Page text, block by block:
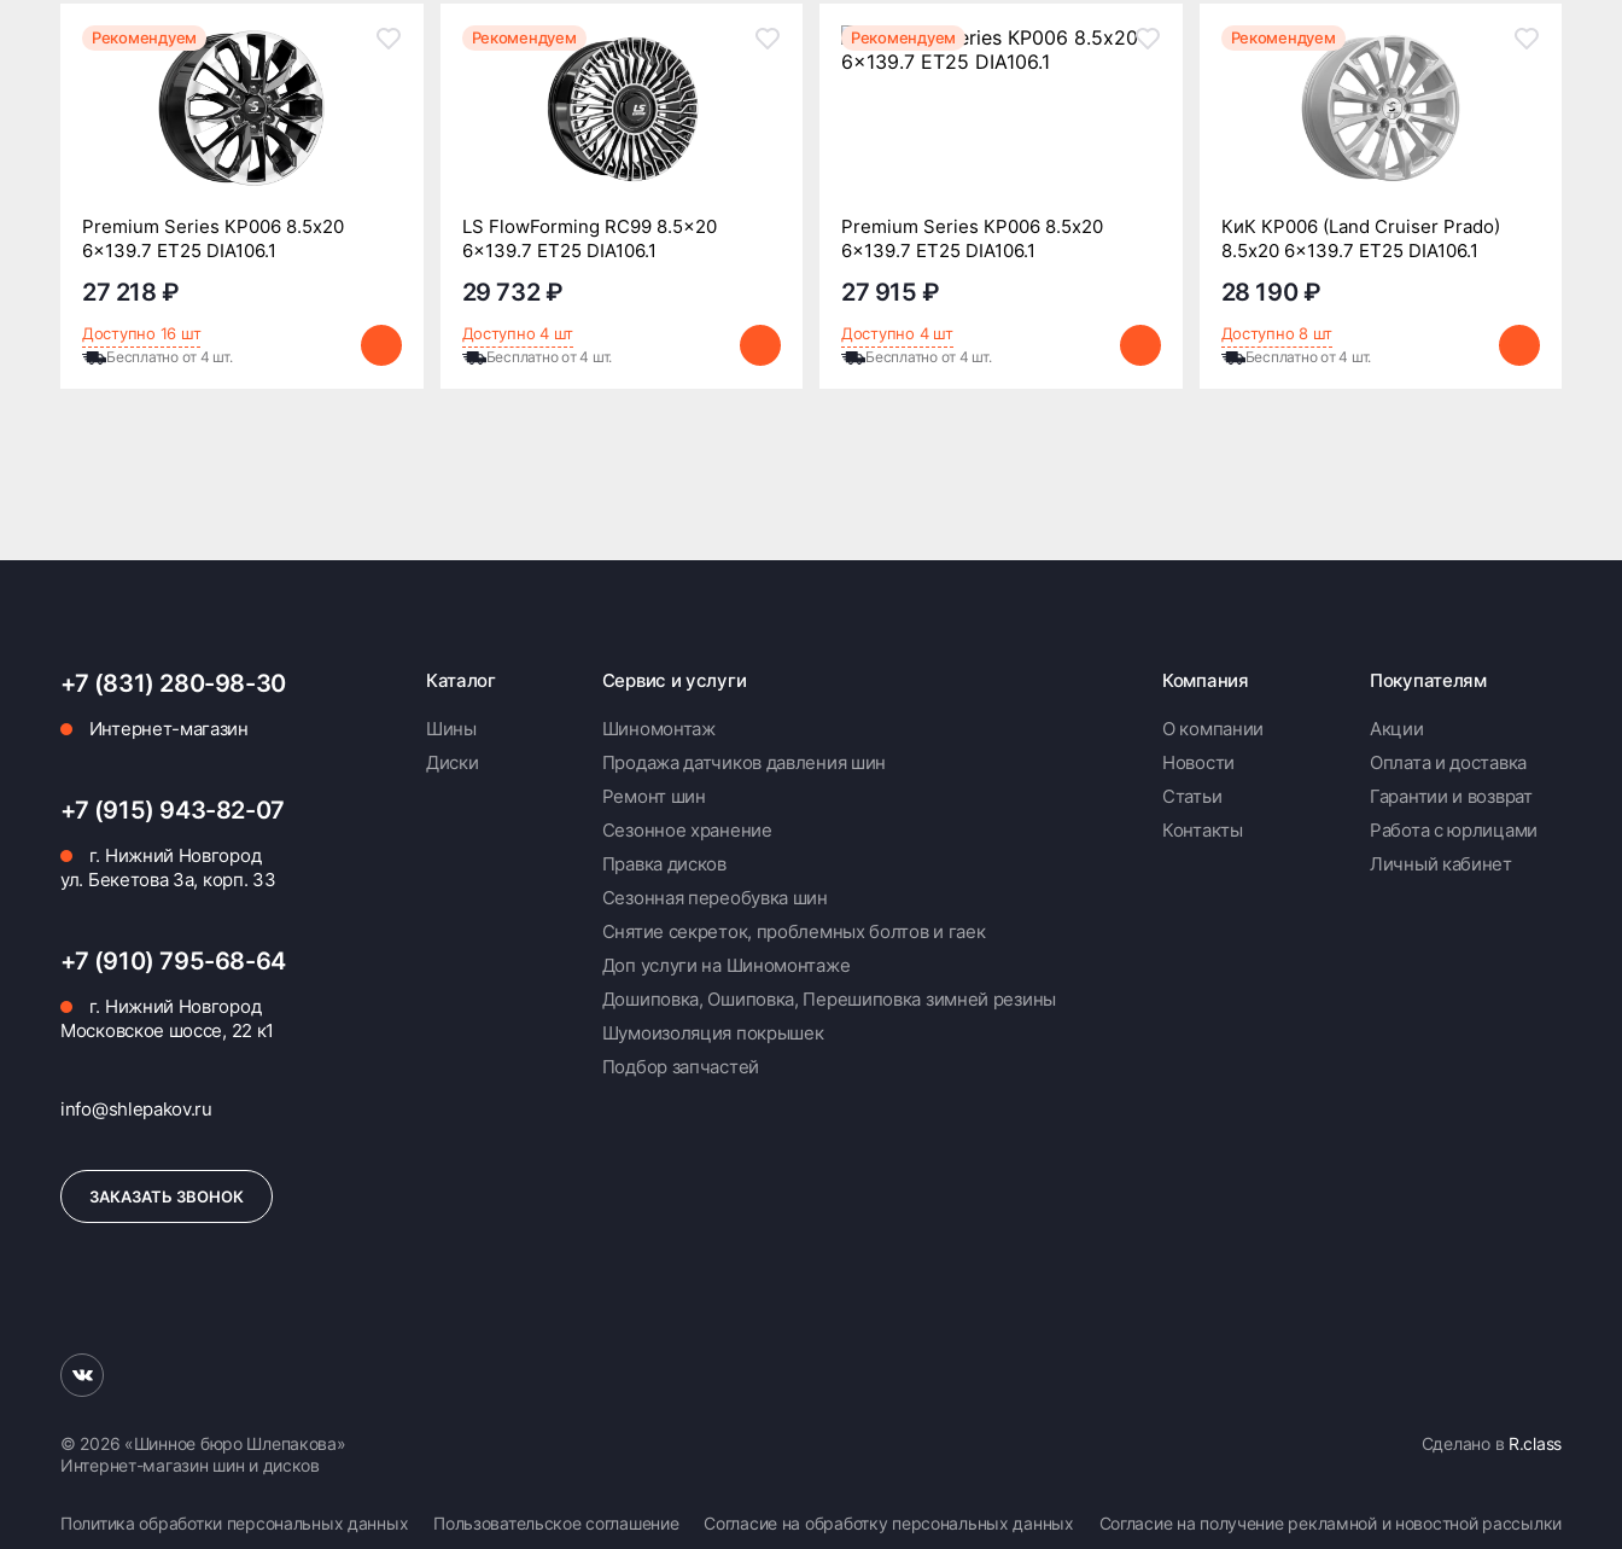
Рекомендуем
Premium Series КР006 8.5x20
6x139.7 ET25 DIA106.1
27 218 ₽
Доступно 16 шт
Бесплатно от 4 шт.
Рекомендуем
LS FlowForming RC99 8.5x20
6x139.7 ET25 DIA106.1
29 732 ₽
Доступно 4 шт
Бесплатно от 4 шт.
Рекомендуем
Premium Series КР006 8.5x20
6x139.7 ET25 DIA106.1
27 915 ₽
Доступно 4 шт
Бесплатно от 4 шт.
Рекомендуем
КиК КР006 (Land Cruiser Prado)
8.5x20 6x139.7 ET25 DIA106.1
28 190 ₽
Доступно 8 шт
Бесплатно от 4 шт.
+7 (831) 280-98-30
Интернет-магазин
+7 (915) 943-82-07
г. Нижний Новгород
ул. Бекетова 3а, корп. 33
+7 (910) 795-68-64
г. Нижний Новгород
Московское шоссе, 22 к1
info@shlepakov.ru
ЗАКАЗАТЬ ЗВОНОК
Каталог
Шины
Диски
Сервис и услуги
Шиномонтаж
Продажа датчиков давления шин
Ремонт шин
Сезонное хранение
Правка дисков
Сезонная переобувка шин
Снятие секреток, проблемных болтов и гаек
Доп услуги на Шиномонтаже
Дошиповка, Ошиповка, Перешиповка зимней резины
Шумоизоляция покрышек
Подбор запчастей
Компания
О компании
Новости
Статьи
Контакты
Покупателям
Акции
Оплата и доставка
Гарантии и возврат
Работа с юрлицами
Личный кабинет
© 2026 «Шинное бюро Шлепакова»
Интернет-магазин шин и дисков
Сделано в R.class
Политика обработки персональных данных Пользовательское соглашение Согласие на обработку персональных данных Согласие на получение рекламной и новостной рассылки